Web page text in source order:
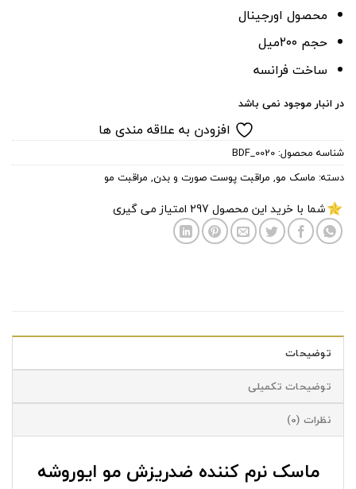
محصول اورجینال
حجم ۲۰۰میل
ساخت فرانسه
در انبار موجود نمی باشد
افزودن به علاقه مندی ها
شناسه محصول: BDF_0020
دسته: ماسک مو, مراقبت پوست صورت و بدن, مراقبت مو
شما با خرید این محصول 297 امتیاز می گیری
توضیحات
توضیحات تکمیلی
نظرات (0)
ماسک نرم کننده ضدریزش مو ایوروشه